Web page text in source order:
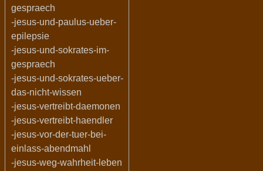
gespraech
-jesus-und-paulus-ueber-
epilepsie
-jesus-und-sokrates-im-
gespraech
-jesus-und-sokrates-ueber-
das-nicht-wissen
-jesus-vertreibt-daemonen
-jesus-vertreibt-haendler
-jesus-vor-der-tuer-bei-
einlass-abendmahl
-jesus-weg-wahrheit-leben